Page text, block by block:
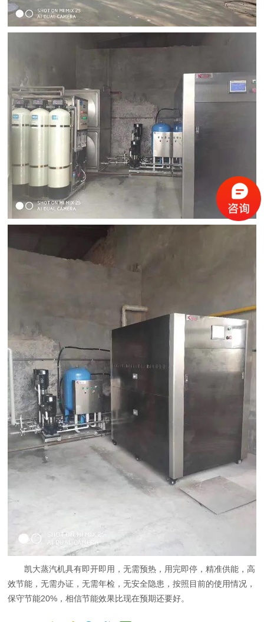
凯大蒸汽机具有即开即用，无需预热，用完即停，精准供能，高
效节能，无需办证，无需年检，无安全隐患，按照目前的使用情况，
保守节能20%，相信节能效果比现在预期还要好。